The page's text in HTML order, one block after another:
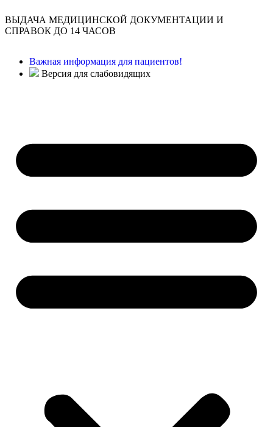
ВЫДАЧА МЕДИЦИНСКОЙ ДОКУМЕНТАЦИИ И
СПРАВОК ДО 14 ЧАСОВ
Важная информация для пациентов!
Версия для слабовидящих